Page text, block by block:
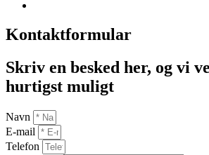
Kontaktformular
Skriv en besked her, og vi
hurtigst muligt
Navn
E-mail
Telefon